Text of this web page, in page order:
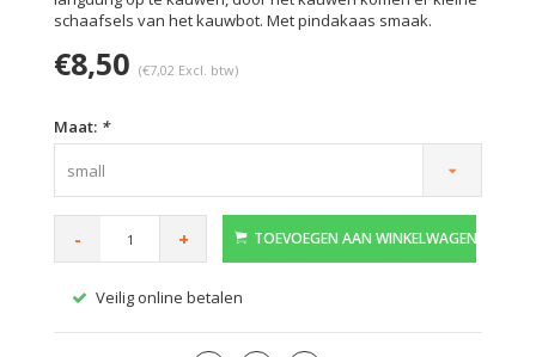
schaafsels van het kauwbot. Met pindakaas smaak.
€8,50 (€7,02 Excl. btw)
Maat: *
small
- + TOEVOEGEN AAN WINKELWAGEN
Veilig online betalen